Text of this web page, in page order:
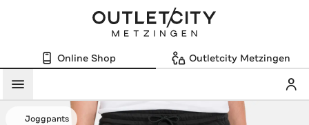
Online Shop Outletcity Metzingen
Menü
Joggpants